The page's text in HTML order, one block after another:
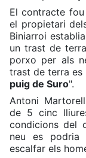
El contracte
el propietari
Biniarroi
un trast de
porxo per als
trast de terra
puig de Suro".
Antoni
de 5 cinc
condicions del
neu es podria
escalfar els